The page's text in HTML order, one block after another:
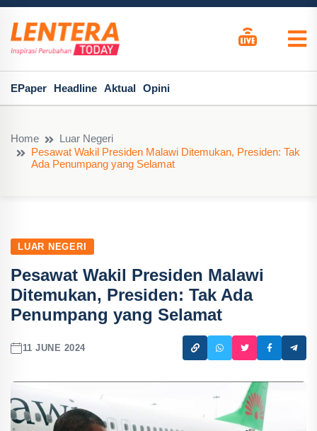
EPaper Headline Aktual Opini
Home
Luar Negeri
Pesawat Wakil Presiden Malawi Ditemukan, Presiden: Tak
Ada Penumpang yang Selamat
LUAR NEGERI
Pesawat Wakil Presiden Malawi
Ditemukan, Presiden: Tak Ada
Penumpang yang Selamat
11 JUNE 2024